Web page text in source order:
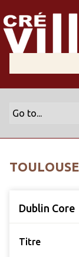
Dublin Core
Titre